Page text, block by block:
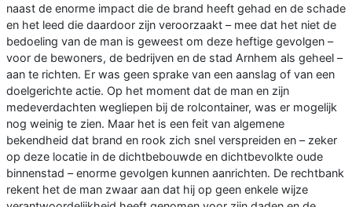
naast de enorme impact die de brand heeft gehad en de schade
en het leed die daardoor zijn veroorzaakt – mee dat het niet de
bedoeling van de man is geweest om deze heftige gevolgen –
voor de bewoners, de bedrijven en de stad Arnhem als geheel –
aan te richten. Er was geen sprake van een aanslag of van een
doelgerichte actie. Op het moment dat de man en zijn
medeverdachten wegliepen bij de rolcontainer, was er mogelijk
nog weinig te zien. Maar het is een feit van algemene
bekendheid dat brand en rook zich snel verspreiden en – zeker
op deze locatie in de dichtbebouwde en dichtbevolkte oude
binnenstad – enorme gevolgen kunnen aanrichten. De rechtbank
rekent het de man zwaar aan dat hij op geen enkele wijze